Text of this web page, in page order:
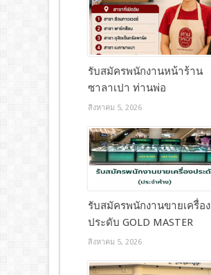
รับสมัครพนักงานหน้าร้าน
ซาลาเปา ท่านพ่อ
สิงหาคม 5, 2026
รับสมัครพนักงานขายเครื่อง
ประดับ GOLD MASTER
สิงหาคม 5, 2026